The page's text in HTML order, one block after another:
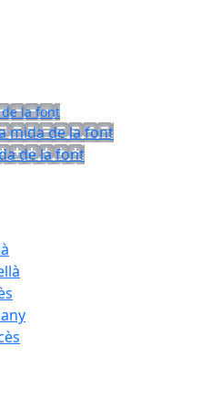
la font
mida de la font
de la font